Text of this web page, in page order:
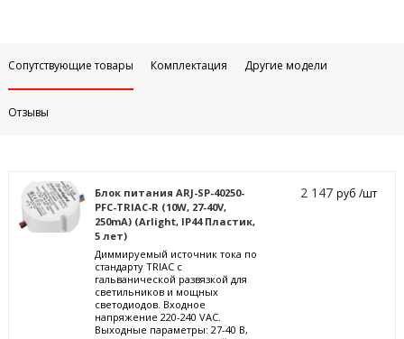
Сопутствующие товары Комплектация Другие модели
Отзывы
Блок питания ARJ-SP-40250-
PFC-TRIAC-R (10W, 27-40V,
250mA) (Arlight, IP44 Пластик,
5 лет)
Диммируемый источник тока по
стандарту TRIAC с
гальванической развязкой для
светильников и мощных
светодиодов. Входное
напряжение 220-240 VAC.
Выходные параметры: 27-40 В,
2 147руб /шт